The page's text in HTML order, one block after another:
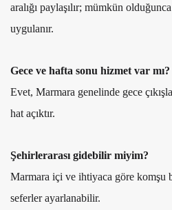
aralığı paylaşılır; mümkün
uygulanır.
Gece ve hafta sonu hizmet var mı?
Evet, Marmara genelinde gece
hat açıktır.
Şehirlerarası gidebilir miyim?
Marmara içi ve ihtiyaca göre komşu
seferler ayarlanabilir.